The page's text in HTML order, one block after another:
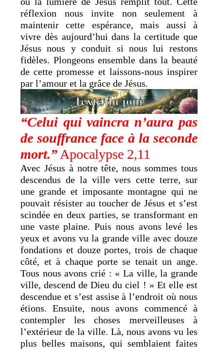
réflexion nous invite non seulement à
maintenir cette espérance, mais aussi à
vivre dès aujourd’hui dans la certitude que
Jésus nous y conduit si nous lui restons
fidèles. Plongeons ensemble dans la beauté
de cette promesse et laissons-nous inspirer
par l’amour et la grâce de Jésus.
“Celui qui vaincra n’aura pas
de souffrance face à la seconde
mort.” Apocalypse 2,11
Avec Jésus à notre tête, nous sommes tous
descendus de la ville vers cette terre, sur
une grande et imposante montagne qui ne
pouvait résister au toucher de Jésus et s’est
scindée en deux parties, se transformant en
une vaste plaine. Puis nous avons levé les
yeux et avons vu la grande ville avec douze
fondations et douze portes, trois de chaque
côté, et à chaque porte se tenait un ange.
Tous nous avons crié : « La ville, la grande
ville, descend de Dieu du ciel ! » Et elle est
descendue et s’est assise à l’endroit où nous
étions. Ensuite, nous avons commencé à
contempler les choses merveilleuses à
l’extérieur de la ville. Là, nous avons vu les
plus belles maisons, qui semblaient faites